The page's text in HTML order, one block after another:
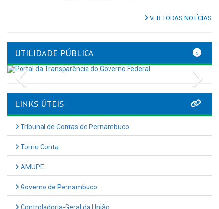
VER TODAS NOTÍCIAS
UTILIDADE PÚBLICA
Previous
LINKS ÚTEIS
Tribunal de Contas de Pernambuco
Tome Conta
AMUPE
Governo de Pernambuco
Controladoria-Geral da União